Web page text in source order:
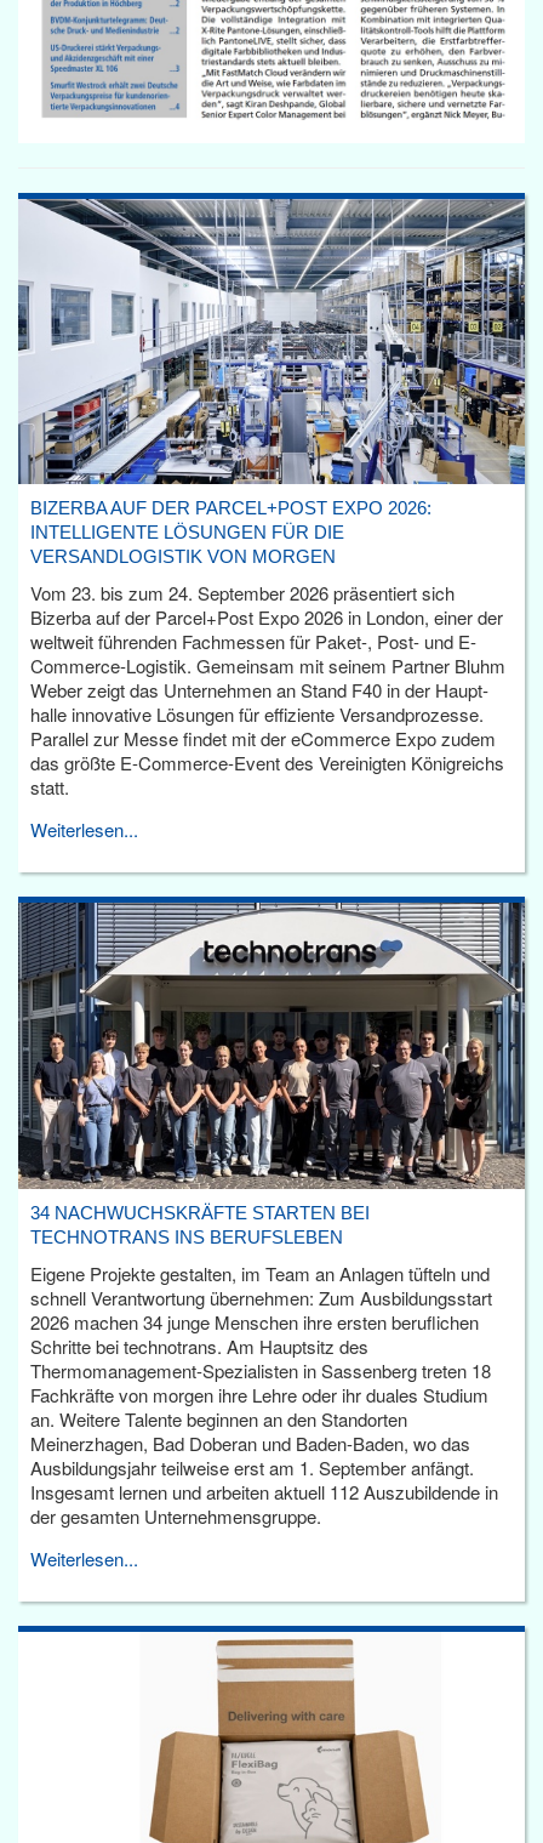
BIZERBA AUF DER PARCEL+POST EXPO 2026:
INTELLIGENTE LÖSUNGEN FÜR DIE
VERSANDLOGISTIK VON MORGEN
Vom 23. bis zum 24. September 2026 präsentiert sich
Bizerba auf der Parcel+Post Expo 2026 in London, einer der
weltweit führenden Fachmessen für Paket-, Post- und E-
Commerce-Logistik. Gemeinsam mit seinem Partner Bluhm
Weber zeigt das Unternehmen an Stand F40 in der Haupt­
halle innovative Lösungen für effiziente Versandprozesse.
Parallel zur Messe findet mit der eCommerce Expo zudem
das größte E-Commerce-Event des Vereinigten Königreichs
statt.
Weiterlesen...
34 NACHWUCHSKRÄFTE STARTEN BEI
TECHNOTRANS INS BERUFSLEBEN
Eigene Projekte gestalten, im Team an Anlagen tüfteln und
schnell Verantwortung übernehmen: Zum Ausbildungsstart
2026 machen 34 junge Menschen ihre ersten beruflichen
Schritte bei technotrans. Am Hauptsitz des
Thermomanagement-Spezialisten in Sassenberg treten 18
Fachkräfte von morgen ihre Lehre oder ihr duales Studium
an. Weitere Talente beginnen an den Standorten
Meinerzhagen, Bad Doberan und Baden-Baden, wo das
Ausbildungsjahr teilweise erst am 1. September anfängt.
Insgesamt lernen und arbeiten aktuell 112 Auszubildende in
der gesamten Unternehmensgruppe.
Weiterlesen...